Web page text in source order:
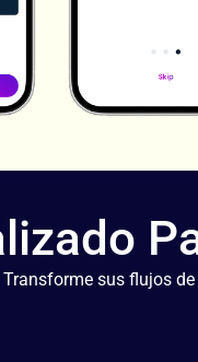
Transforme sus flujos